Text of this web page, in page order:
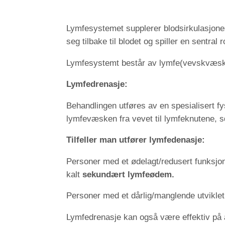
Lymfesystemet supplerer
seg tilbake til blodet og spiller en sentral
Lymfesystemt består av
Lymfedrenasje:
Behandlingen utføres av en spesialisert
lymfevæsken fra vevet til lymfeknutene,
Tilfeller man utfører lymfedenasje:
Personer med et ødelagt/redusert
kalt sekundært lymfeødem.
Personer med et dårlig/manglende
Lymfedrenasje kan også være effektiv på